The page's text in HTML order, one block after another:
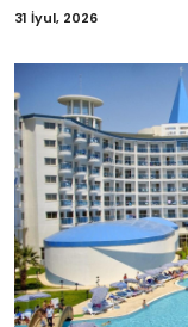
31 İyul, 2026